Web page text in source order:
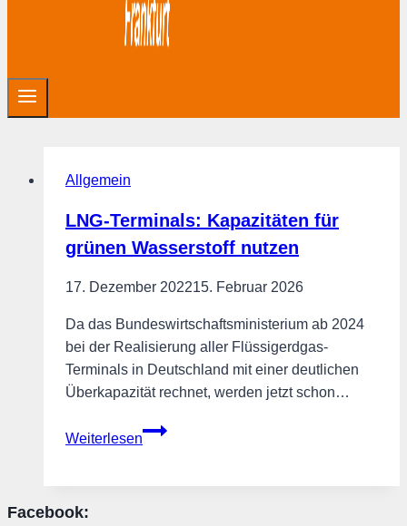
Allgemein
LNG-Terminals: Kapazitäten für
grünen Wasserstoff nutzen
17. Dezember 202215. Februar 2026
Da das Bundeswirtschaftsministerium ab 2024
bei der Realisierung aller Flüssigerdgas-
Terminals in Deutschland mit einer deutlichen
Überkapazität rechnet, werden jetzt schon…
Weiterlesen
LNG-
Facebook: